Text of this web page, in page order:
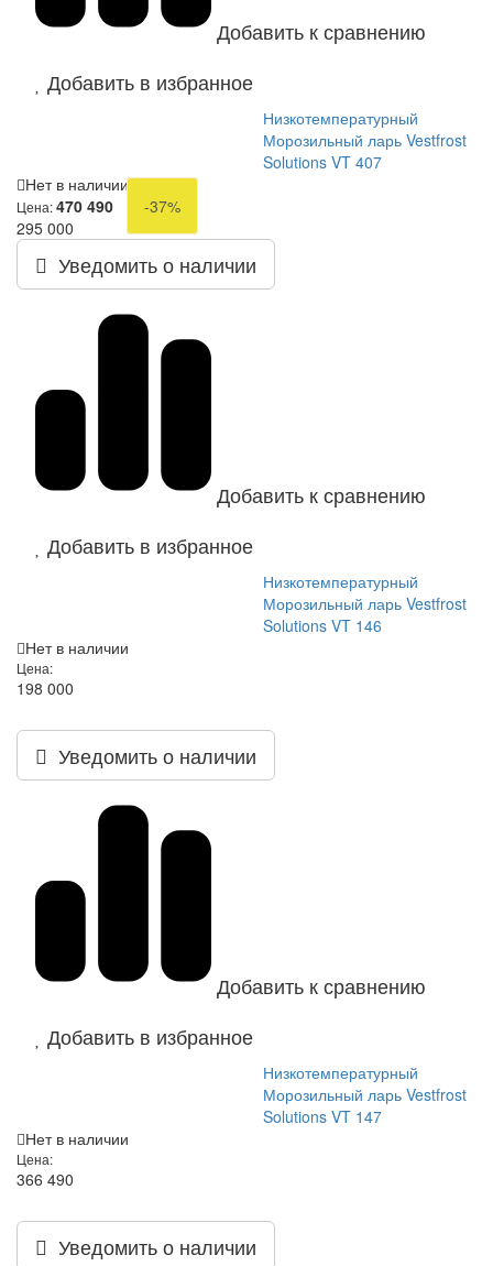
Добавить к сравнению
Добавить в избранное
Низкотемпературный
Морозильный ларь Vestfrost
Solutions VT 407
Нет в наличии
Цена:470 490
-37%
295 000
Уведомить о наличии
Добавить к сравнению
Добавить в избранное
Низкотемпературный
Морозильный ларь Vestfrost
Solutions VT 146
Нет в наличии
Цена:
198 000
Уведомить о наличии
Добавить к сравнению
Добавить в избранное
Низкотемпературный
Морозильный ларь Vestfrost
Solutions VT 147
Нет в наличии
Цена:
366 490
Уведомить о наличии